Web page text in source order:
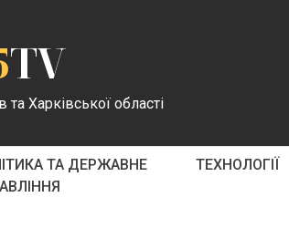
TV
Харківської області
ТА ДЕРЖАВНЕ
ТЕХНОЛОГІЇ